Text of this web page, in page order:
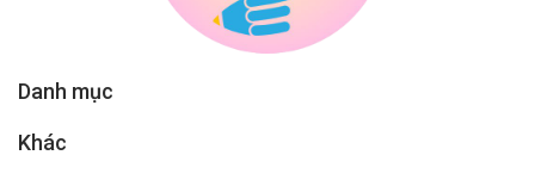
Danh mục
Khác